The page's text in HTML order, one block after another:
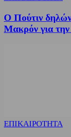
Ο Πούτιν
Μακρόν για
ΕΠΙΚΑΙΡΟΤΗΤΑ